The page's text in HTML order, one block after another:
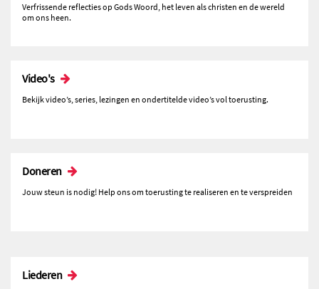
Verfrissende reflecties op Gods Woord, het leven als christen en de wereld
om ons heen.
Video's
Bekijk video’s, series, lezingen en ondertitelde video’s vol toerusting.
Doneren
Jouw steun is nodig! Help ons om toerusting te realiseren en te verspreiden
Liederen